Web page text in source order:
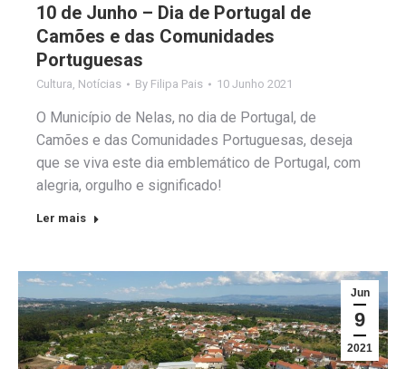
10 de Junho – Dia de Portugal de
Camões e das Comunidades
Portuguesas
Cultura Notícias By Filipa Pais 10 Junho 2021
O Município de Nelas, no dia de Portugal, de
Camões e das Comunidades Portuguesas, deseja
que se viva este dia emblemático de Portugal, com
alegria, orgulho e significado!
Ler mais
Jun
9
2021